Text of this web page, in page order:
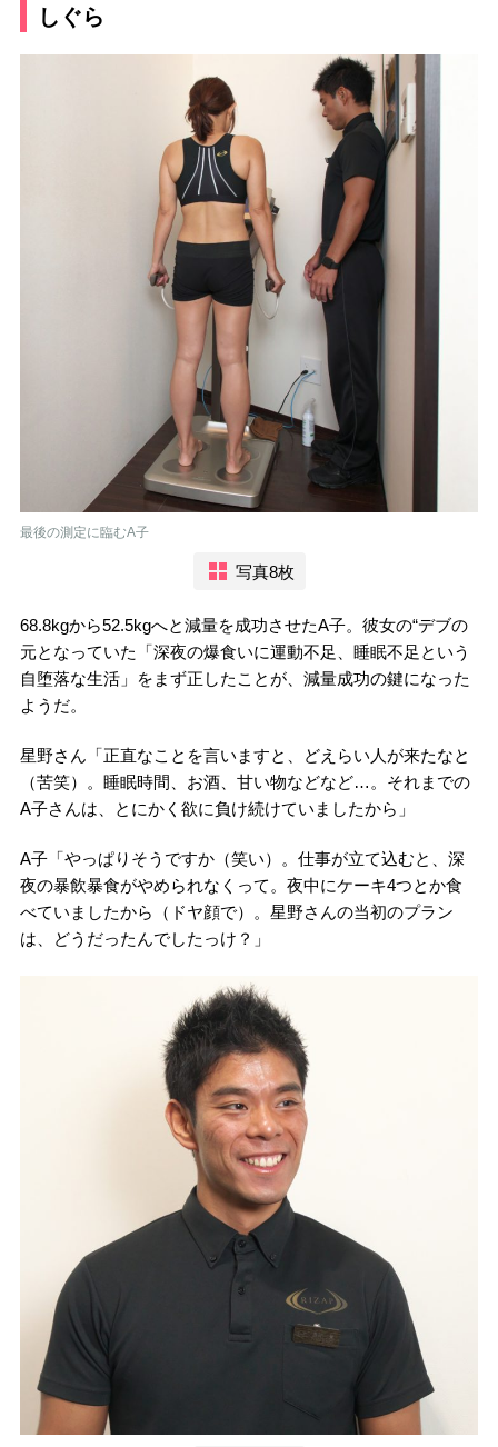
しぐら
最後の測定に臨むA子
写真8枚
68.8kgから52.5kgへと減量を成功させたA子。彼女の“デブの
元となっていた「深夜の爆食いに運動不足、睡眠不足という
自堕落な生活」をまず正したことが、減量成功の鍵になった
ようだ。
星野さん「正直なことを言いますと、どえらい人が来たなと
（苦笑）。睡眠時間、お酒、甘い物などなど…。それまでの
A子さんは、とにかく欲に負け続けていましたから」
A子「やっぱりそうですか（笑い）。仕事が立て込むと、深
夜の暴飲暴食がやめられなくって。夜中にケーキ4つとか食
べていましたから（ドヤ顔で）。星野さんの当初のプラン
は、どうだったんでしたっけ？」